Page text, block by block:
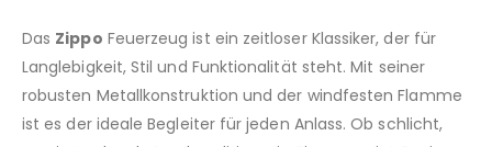
Das Zippo Feuerzeug ist ein zeitloser Klassiker, der für
Langlebigkeit, Stil und Funktionalität steht. Mit seiner
robusten Metallkonstruktion und der windfesten Flamme
ist es der ideale Begleiter für jeden Anlass. Ob schlicht,